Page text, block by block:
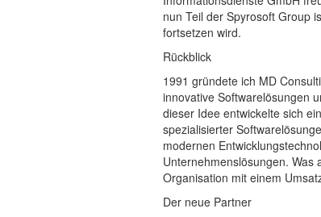
nun Teil der Spyrosoft Group
fortsetzen wird.
Rückblick
1991 gründete ich MD
innovative Softwarelösungen
dieser Idee entwickelte sich
spezialisierter
modernen
Unternehmenslösungen.
Organisation mit einem
Der neue Partner